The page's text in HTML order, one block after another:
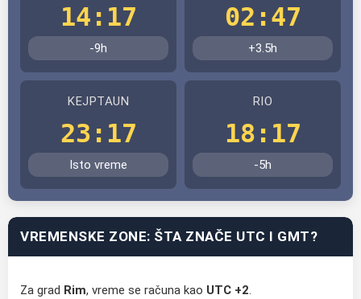
14:17
-9h
02:47
+3.5h
KEJPTAUN
23:17
Isto vreme
RIO
18:17
-5h
VREMENSKE ZONE: ŠTA ZNAČE UTC I GMT?
Za grad Rim, vreme se računa kao UTC +2.